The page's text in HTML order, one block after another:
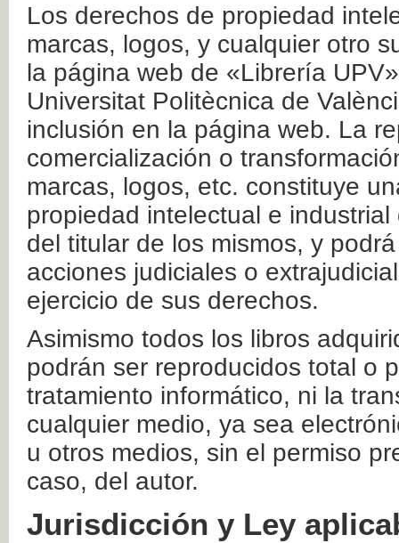
Los derechos de propiedad
marcas, logos, y cualquier otro
la página web de «Librería
Universitat Politècnica de
inclusión en la página web. La
comercialización o
marcas, logos, etc. constituye
propiedad intelectual e
del titular de los mismos, y
acciones judiciales o
ejercicio de sus derechos.
Asimismo todos los libros
podrán ser reproducidos total o
tratamiento informático, ni la
cualquier medio, ya sea
u otros medios, sin el permiso
caso, del autor.
Jurisdicción y Ley